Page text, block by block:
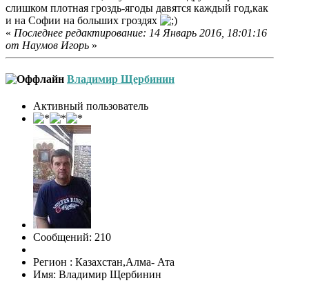
слишком плотная гроздь-ягоды давятся каждый год,как
и на Софии на больших гроздях
« Последнее редактирование: 14 Январь 2016, 18:01:16
от Наумов Игорь »
Владимир Щербинин
Активный пользователь
Сообщений: 210
Регион : Казахстан,Алма- Ата
Имя: Владимир Щербинин